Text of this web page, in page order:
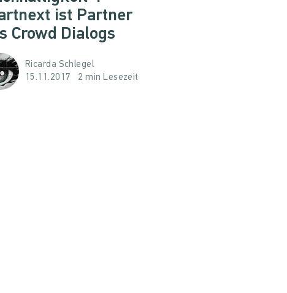
ist Partner
Crowd Dialogs
Ricarda Schlegel
15.11.2017
2 min Lesezeit